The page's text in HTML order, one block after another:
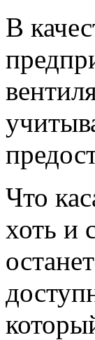
В
Что
хоть и